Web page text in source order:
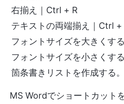
右揃え｜Ctrl + R
テキストの両端揃え｜Ctrl +
フォントサイズを大きくする
フォントサイズを小さくする
箇条書きリストを作成する。
MS Wordでショートカット